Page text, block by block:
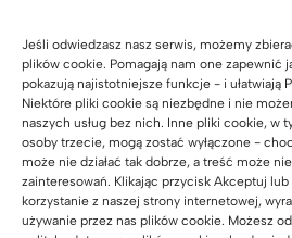
Jeśli odwiedzasz nasz serwis, możemy
plików cookie. Pomagają nam one zapewnić
pokazują najistotniejsze funkcje - i ułatwiają
Niektóre pliki cookie są niezbędne i nie
naszych usług bez nich. Inne pliki cookie, w
osoby trzecie, mogą zostać wyłączone -
może nie działać tak dobrze, a treść może
zainteresowań. Klikając przycisk Akceptuj
korzystanie z naszej strony internetowej,
używanie przez nas plików cookie. Możesz
Niemiec
24 lipca 2026
Jak
SixPack Fitness
meble na wymiar?